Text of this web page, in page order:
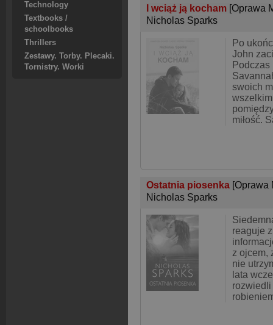
Technology
Textbooks /
schoolbooks
Thrillers
Zestawy. Torby. Plecaki.
Tornistry. Worki
I wciąż ją kocham [Oprawa
Nicholas Sparks
Po
John
swoich
miłość.
Ostatnia piosenka [Oprawa
Nicholas Sparks
reaguje
z ojcem,
nie
lata